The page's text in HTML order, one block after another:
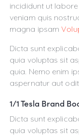
incididunt ut
veniam quis
magna ipsam
Dicta sunt
quia voluptas sit
quia. Nemo enim
aspernatur aut
1/1 Tesla Brand
Dicta sunt
quia voluptas sit